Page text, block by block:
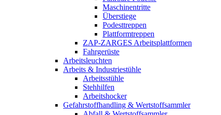
Maschinentritte
Überstiege
Podesttreppen
Plattformtreppen
ZAP-ZARGES Arbeitsplattformen
Fahrgerüste
Arbeitsleuchten
Arbeits & Industriestühle
Arbeitsstühle
Stehhilfen
Arbeitshocker
Gefahrstoffhandling & Wertstoffsammler